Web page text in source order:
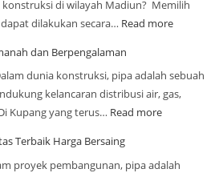
di wilayah Madiun? Memilih
dilakukan secara… Read more
dan Berpengalaman
dunia konstruksi, pipa adalah sebuah
kelancaran distribusi air, gas,
Kupang yang terus… Read more
Terbaik Harga Bersaing
proyek pembangunan, pipa adalah